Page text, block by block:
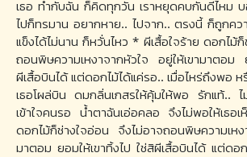
เธอ ทำกับฉัน ก็คิดทุกวัน เราหยุดคบกันดีไหม
ไปก็ทรมาน อยากหาย.. ไปจาก.. ตรงนี้ ก็ถูกค
แข็งได้ไม่นาน ก็หวั่นไหว * ผีเสื้อใจร้าย ดอกไม้
ถอนพิษความเหงาจากหัวใจ อยู่ให้เขามาตอม
ผีเสื้อบินได้ แต่ดอกไม้ได้แค่รอ.. เมื่อไหร่ถึงพอ
เธอโผล่บิน ดมกลิ่นเกสรให้คุ้มให้พอ รักแท้.. ไ
เข้าใจคนรอ น้ำตาฉันเอ่อคลอ จึงไม่พอให้เธอ
ดอกไม้ก็ช่างใจอ่อน จึงไม่อาจถอนพิษความเหง
มาตอม ยอมให้เขาทิ้งไป ใช่สิผีเสื้อบินได้ แต่ดอ